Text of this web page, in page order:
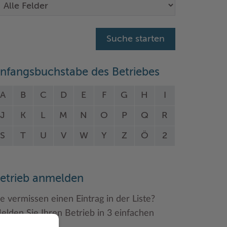
des Betriebes
A B C D E F G H
J K L M N O P Q R
S T U V W Y Z Ö 2
anmelden
vermissen einen Eintrag in der Liste?
Sie Ihren Betrieb in 3 einfachen